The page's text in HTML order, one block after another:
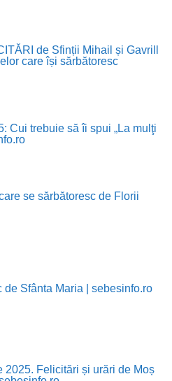
de Sfinții Mihail și Gavrill
care își sărbătoresc
Cui trebuie să îi spui „La mulţi
se sărbătoresc de Florii
de Sfânta Maria | sebesinfo.ro
2025. Felicitări și urări de Moș